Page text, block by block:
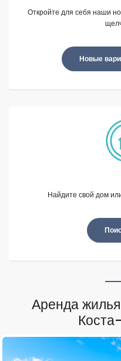
Откройте для себя наши
Новые
Найдите свой дом
Аренда